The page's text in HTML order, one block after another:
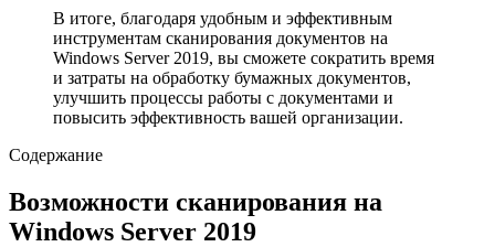
В итоге, благодаря удобным и эффективным
инструментам сканирования документов на
Windows Server 2019, вы сможете сократить время
и затраты на обработку бумажных документов,
улучшить процессы работы с документами и
повысить эффективность вашей организации.
Содержание
Возможности сканирования на
Windows Server 2019